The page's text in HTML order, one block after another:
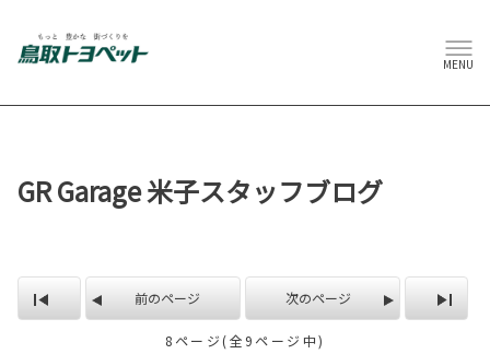
MENU
GR Garage 米子スタッフブログ
前のページ 次のページ
8ページ(全9ページ中)